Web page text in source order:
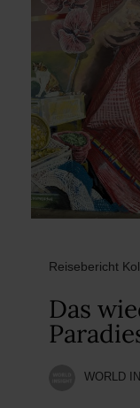
Reisebericht
Das
WORLD